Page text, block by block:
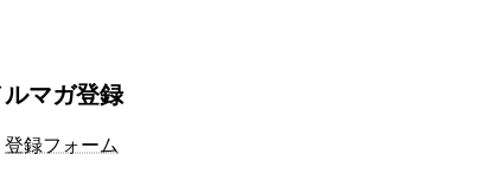
ルマガ登録
登録フォーム